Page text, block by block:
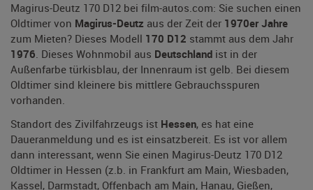
Magirus-Deutz 170 D12 bei film-autos.com: Sie suchen einen
Oldtimer von Magirus-Deutz aus der Zeit der 1970er Jahre
zum Mieten? Dieses Modell 170 D12 stammt aus dem Jahr
1976. Dieses Wohnmobil aus Deutschland ist in der
Außenfarbe türkisblau, der Innenraum ist gelb. Bei diesem
Oldtimer sind kleinere bis mittlere Gebrauchsspuren
vorhanden.
Standort des Zivilfahrzeugs ist Hessen, es hat eine
Daueranmeldung und es ist einsatzbereit. Es ist vor allem
dann interessant, wenn Sie einen Magirus-Deutz 170 D12
Oldtimer in Hessen (z.b. in Frankfurt am Main, Wiesbaden,
Kassel, Darmstadt, Offenbach am Main, Hanau, Gießen,